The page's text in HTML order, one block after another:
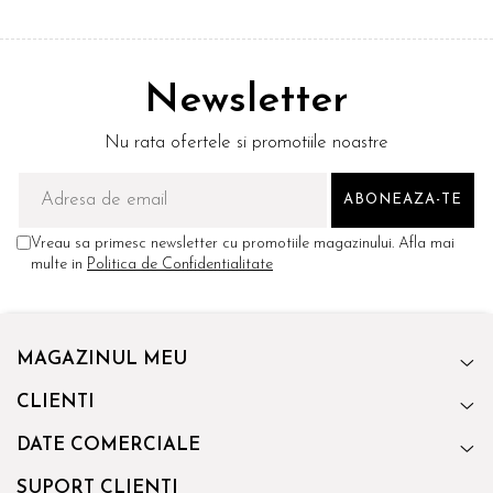
Newsletter
Nu rata ofertele si promotiile noastre
Vreau sa primesc newsletter cu promotiile magazinului. Afla mai
multe in Politica de Confidentialitate
MAGAZINUL MEU
CLIENTI
DATE COMERCIALE
SUPORT CLIENTI